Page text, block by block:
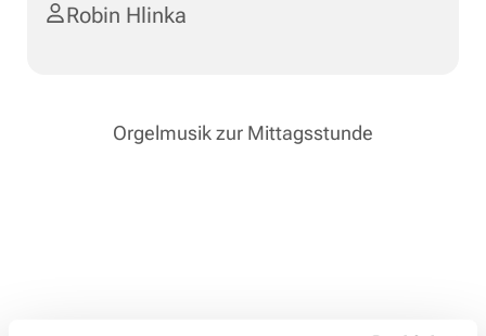
Robin Hlinka
Orgelmusik zur Mittagsstunde